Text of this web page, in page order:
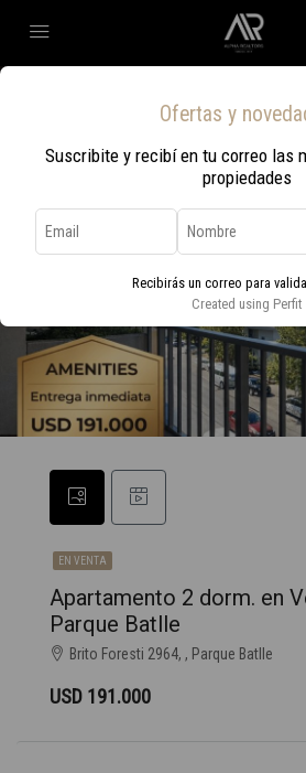
Ofertas y
Suscribite y recibí en tu correo las
propiedades
Recibirás un correo para
Created using Perfit
EN VENTA
Apartamento 2 dorm. en
Parque Batlle
Brito Foresti 2964, , Parque Batlle
USD 191.000